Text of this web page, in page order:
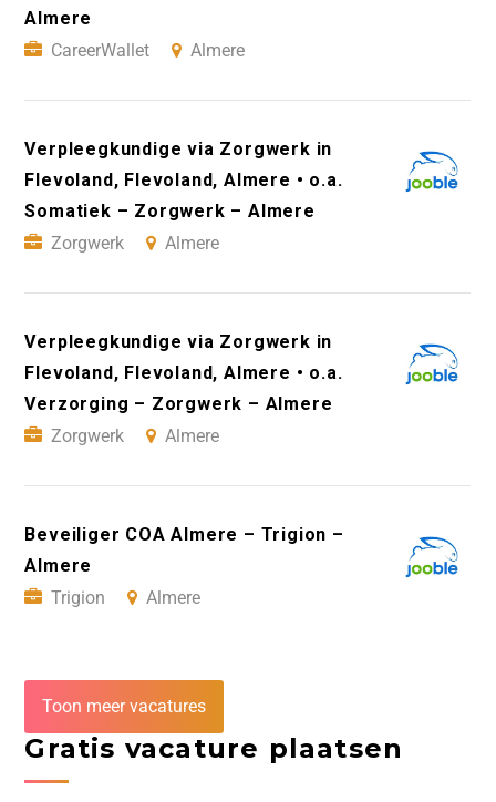
Almere
CareerWallet
Almere
Verpleegkundige via Zorgwerk in
Flevoland, Flevoland, Almere • o.a.
Somatiek – Zorgwerk – Almere
Zorgwerk
Almere
Verpleegkundige via Zorgwerk in
Flevoland, Flevoland, Almere • o.a.
Verzorging – Zorgwerk – Almere
Zorgwerk
Almere
Beveiliger COA Almere – Trigion –
Almere
Trigion
Almere
Toon meer vacatures
Gratis vacature plaatsen